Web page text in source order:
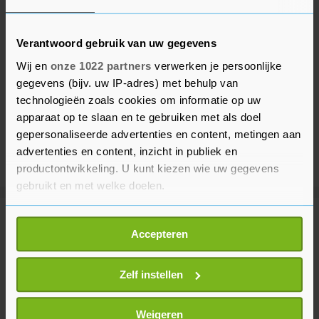
Verantwoord gebruik van uw gegevens
Wij en onze 1022 partners verwerken je persoonlijke
gegevens (bijv. uw IP-adres) met behulp van
technologieën zoals cookies om informatie op uw
apparaat op te slaan en te gebruiken met als doel
gepersonaliseerde advertenties en content, metingen aan
advertenties en content, inzicht in publiek en
productontwikkeling. U kunt kiezen wie uw gegevens
gebruikt en met welke doelen.
Als u het toestaat, willen we ook graag:
Informatie verzamelen over uw geografische
locatie, die tot een paar meter nauwkeurig kan zijn
Uw apparaat identificeren door het actief te
scannen op specifieke eigenschappen (fingerprinting)
Lees meer over hoe uw persoonlijke gegevens worden
Accepteren
Zelf instellen
Weigeren
Inter Miami verliest zonder
afwezige Messi van Monterrey